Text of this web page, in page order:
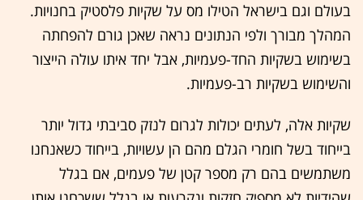
בעולם וגם בישראל הטילו מס על שקיות פלסטיק בחנויות.
המהלך מבורך ולפי הנתונים נראה שאכן גורם להפחתה
בשימוש בשקיות החד-פעמיות, אבל יחד איתו עולה הייצור
והשימוש בשקיות רב-פעמיות.
שקיות אלה, לעתים יכולות לגרום לנזק סביבתי גדול יותר
בייחוד בשל חומרי הגלם מהם הן עשויות, בייחוד כשאנחנו
משתמשים בהם רק מספר קטן של פעמים, אם בגלל